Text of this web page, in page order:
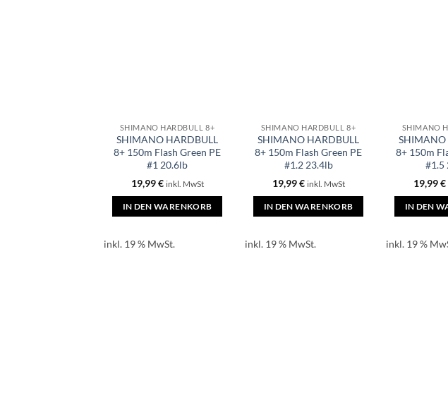
SHIMANO HARDBULL 8+
SHIMANO HARDBULL
8+ 150m Flash Green PE
#1 20.6lb
19,99€ inkl. MwSt
IN DEN WARENKORB
inkl. 19 % MwSt.
SHIMANO HARDBULL 8+
SHIMANO HARDBULL
8+ 150m Flash Green PE
#1.2 23.4lb
19,99€ inkl. MwSt
IN DEN WARENKORB
inkl. 19 % MwSt.
SHIMANO
SHIMANO
8+ 150m
#1.5
19,99€
IN DEN
inkl. 19 %